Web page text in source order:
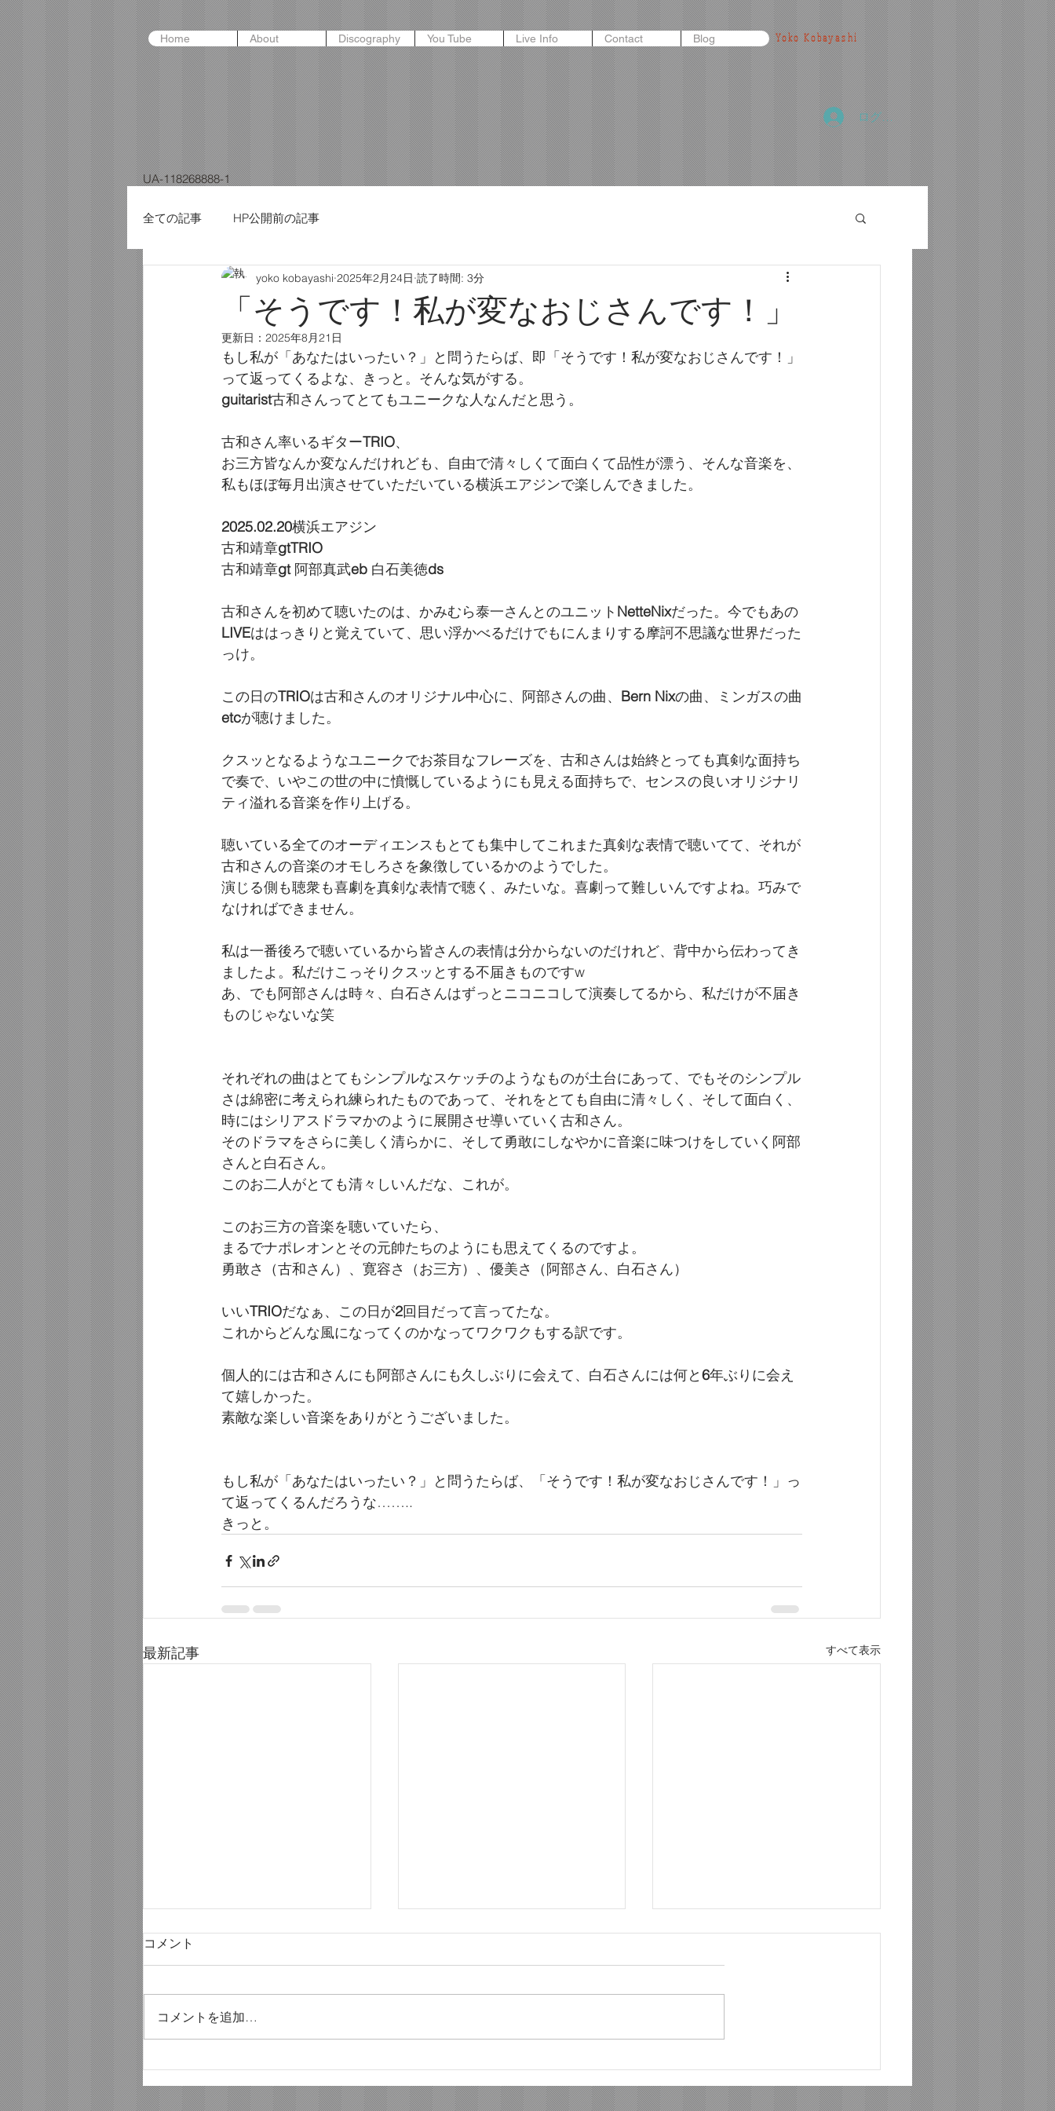
Home About Discography You Tube Live Info Contact Blog Yoko Kobayashi
ログイン
UA-118268888-1
全ての記事 HP公開前の記事
「そうです！私が変なおじさんです！」
yoko kobayashi 2025年2月24日 読了時間: 3分
更新日： 2025年8月21日
もし私が「あなたはいったい？」と問うたらば、即「そうです！私が変なおじさんです！」
って返ってくるよな、きっと。そんな気がする。
guitarist古和さんってとてもユニークな人なんだと思う。
古和さん率いるギターTRIO、
お三方皆なんか変なんだけれども、自由で清々しくて面白くて品性が漂う、そんな音楽を、
私もほぼ毎月出演させていただいている横浜エアジンで楽しんできました。
2025.02.20横浜エアジン
古和靖章gtTRIO
古和靖章gt 阿部真武eb 白石美徳ds
古和さんを初めて聴いたのは、かみむら泰一さんとのユニット NetteNixだった。今でもあの
LIVEははっきりと覚えていて、思い浮かべるだけでもにんまりする摩訶不思議な世界だった
っけ。
この日のTRIOは古和さんのオリジナル中心に、阿部さんの曲、 Bern Nixの曲、ミンガスの曲
etcが聴けました。
クスッとなるようなユニークでお茶目なフレーズを、古和さんは始終とっても真剣な面持ち
で奏で、いやこの世の中に憤慨しているようにも見える面持ちで、センスの良いオリジナリ
ティ溢れる音楽を作り上げる。
聴いている全てのオーディエンスもとても集中してこれまた真剣な表情で聴いてて、それが
古和さんの音楽のオモしろさを象徴しているかのようでした。
演じる側も聴衆も喜劇を真剣な表情で聴く、みたいな。喜劇って難しいんですよね。巧みで
なければできません。
私は一番後ろで聴いているから皆さんの表情は分からないのだけれど、背中から伝わってき
ましたよ。私だけこっそりクスッとする不届きものですw
あ、でも阿部さんは時々、白石さんはずっとニコニコして演奏してるから、私だけが不届き
ものじゃないな笑
それぞれの曲はとてもシンプルなスケッチのようなものが土台にあって、でもそのシンプル
さは綿密に考えられ練られたものであって、それをとても自由に清々しく、そして面白く、
時にはシリアスドラマかのように展開させ導いていく古和さん。
そのドラマをさらに美しく清らかに、そして勇敢にしなやかに音楽に味つけをしていく阿部
さんと白石さん。
このお二人がとても清々しいんだな、これが。
このお三方の音楽を聴いていたら、
まるでナポレオンとその元帥たちのようにも思えてくるのですよ。
勇敢さ（古和さん）、寛容さ（お三方）、優美さ（阿部さん、白石さん）
いいTRIOだなぁ、この日が2回目だって言ってたな。
これからどんな風になってくのかなってワクワクもする訳です。
個人的には古和さんにも阿部さんにも久しぶりに会えて、白石さんには何と6年ぶりに会え
て嬉しかった。
素敵な楽しい音楽をありがとうございました。
もし私が「あなたはいったい？」と問うたらば、「そうです！私が変なおじさんです！」っ
て返ってくるんだろうな……..
きっと。
最新記事 すべて表示
ただのひとりごと
今も私を支えている言葉
コメント
コメントを追加…